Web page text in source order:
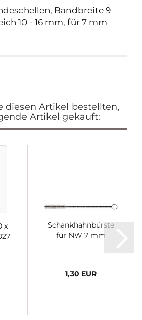
Bandbreite 9
10 - 16 mm, für 7 mm
diesen Artikel bestellten,
Artikel gekauft:
x
Schankhahnbürste
für NW 7 mm
1,30 EUR